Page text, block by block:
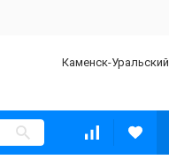
Каменск-